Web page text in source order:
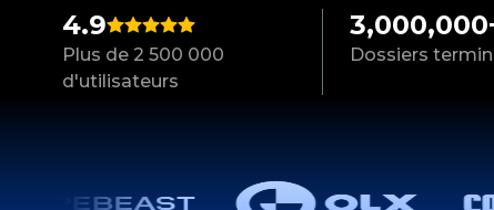
4.9
Plus de 2 500 000
d'utilisateurs
Dossiers